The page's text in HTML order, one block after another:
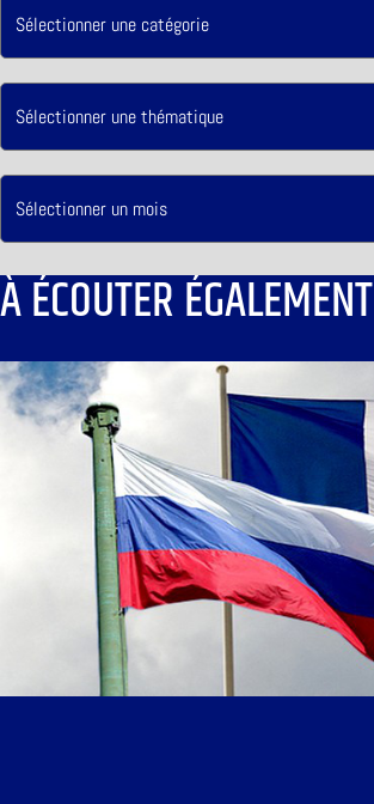
À ÉCOUTER ÉGALEMENT